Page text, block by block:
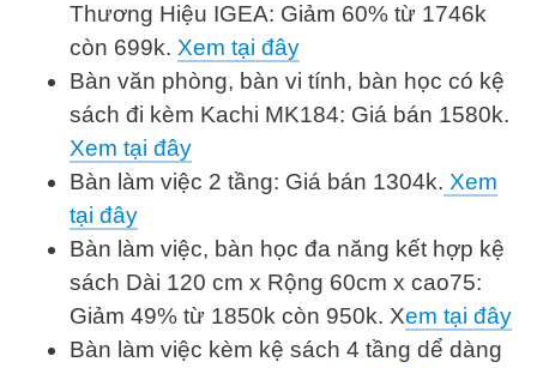
Thương Hiệu IGEA: Giảm 60% từ 1746k
còn 699k. Xem tại đây
Bàn văn phòng, bàn vi tính, bàn học có kệ
sách đi kèm Kachi MK184: Giá bán 1580k.
Xem tại đây
Bàn làm việc 2 tầng: Giá bán 1304k. Xem
tại đây
Bàn làm việc, bàn học đa năng kết hợp kệ
sách Dài 120 cm x Rộng 60cm x cao75:
Giảm 49% từ 1850k còn 950k. Xem tại đây
Bàn làm việc kèm kệ sách 4 tầng dể dàng